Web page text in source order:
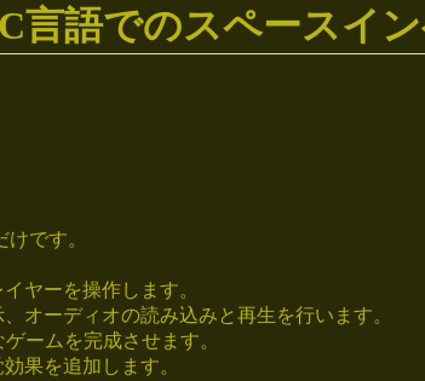
言語でのスペースイ
です。
ヤーを操作します。
オーディオの読み込みと再生を行います。
ームを完成させます。
果を追加します。